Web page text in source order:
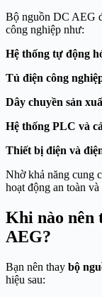
Bộ nguồn DC AEG
công nghiệp như:
Hệ thống tự động
Tủ điện công
Dây chuyền sản
Hệ thống PLC và
Thiết bị điện và
Nhờ khả năng cung
hoạt động an toàn và
Khi nào nên
AEG?
Bạn nên thay bộ
hiệu sau: